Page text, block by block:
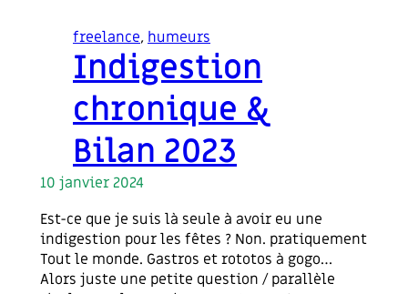
freelance, humeurs
Indigestion
chronique &
Bilan 2023
10 janvier 2024
Est-ce que je suis là seule à avoir eu une
indigestion pour les fêtes ? Non. pratiquement
Tout le monde. Gastros et rototos à gogo…
Alors juste une petite question / parallèle